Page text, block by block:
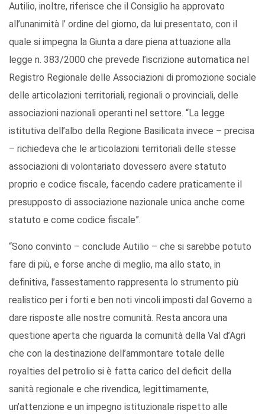
Autilio, inoltre, riferisce che il Consiglio ha approvato
all’unanimità l’ ordine del giorno, da lui presentato, con il
quale si impegna la Giunta a dare piena attuazione alla
legge n. 383/2000 che prevede l’iscrizione automatica nel
Registro Regionale delle Associazioni di promozione sociale
delle articolazioni territoriali, regionali o provinciali, delle
associazioni nazionali operanti nel settore. “La legge
istitutiva dell’albo della Regione Basilicata invece – precisa
– richiedeva che le articolazioni territoriali delle stesse
associazioni di volontariato dovessero avere statuto
proprio e codice fiscale, facendo cadere praticamente il
presupposto di associazione nazionale unica anche come
statuto e come codice fiscale”.
“Sono convinto – conclude Autilio – che si sarebbe potuto
fare di più, e forse anche di meglio, ma allo stato, in
definitiva, l’assestamento rappresenta lo strumento più
realistico per i forti e ben noti vincoli imposti dal Governo a
dare risposte alle nostre comunità. Resta ancora una
questione aperta che riguarda la comunità della Val d’Agri
che con la destinazione dell’ammontare totale delle
royalties del petrolio si è fatta carico del deficit della
sanità regionale e che rivendica, legittimamente,
un’attenzione e un impegno istituzionale rispetto alle